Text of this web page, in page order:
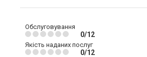
Обслуговування
0/12
Якість наданих послуг
0/12